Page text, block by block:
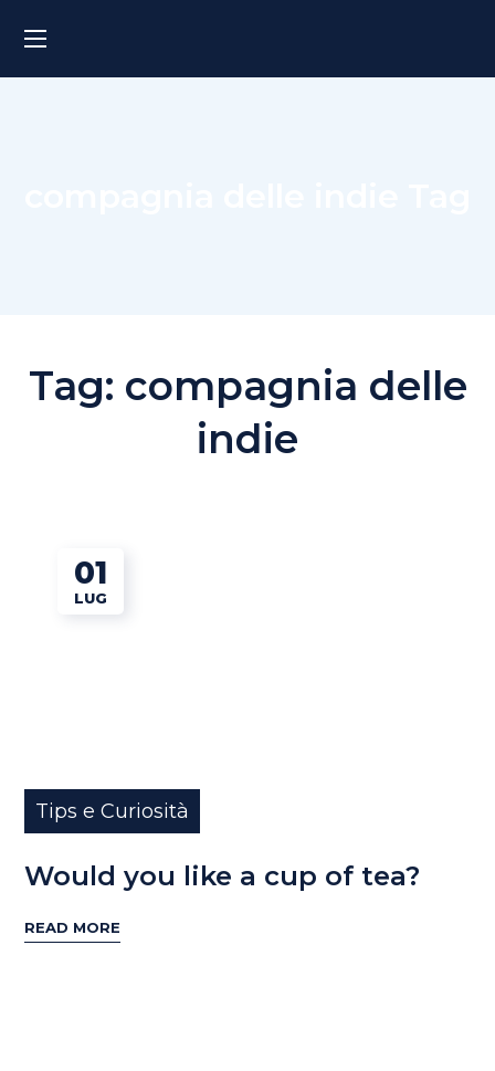
Tag: compagnia delle
indie
01
LUG
Tips e Curiosità
Would you like a cup of tea?
READ MORE